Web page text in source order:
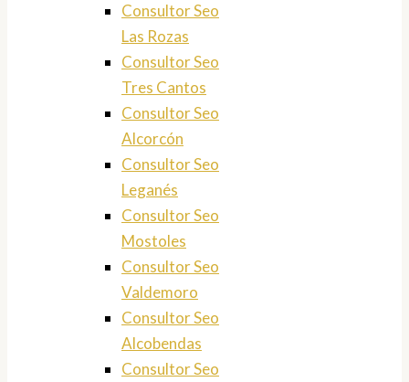
Consultor Seo
Las Rozas
Consultor Seo
Tres Cantos
Consultor Seo
Alcorcón
Consultor Seo
Leganés
Consultor Seo
Mostoles
Consultor Seo
Valdemoro
Consultor Seo
Alcobendas
Consultor Seo